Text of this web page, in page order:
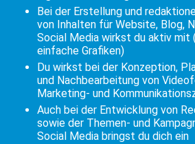
Bei der Erstellung und
von Inhalten für Website, Blog,
Social Media wirkst du aktiv mit
einfache Grafiken)
Du wirkst bei der Konzeption,
und Nachbearbeitung von
Marketing- und
Auch bei der Entwicklung von
sowie der Themen- und
Social Media bringst du dich ein